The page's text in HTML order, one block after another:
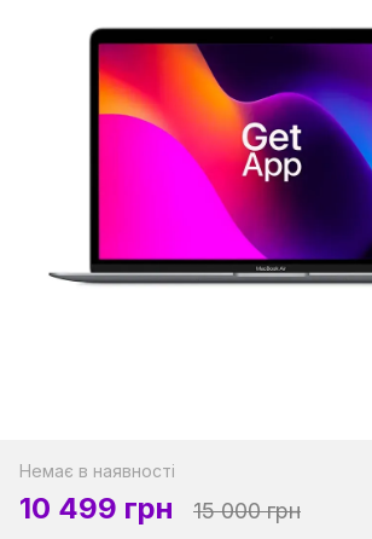
Немає в наявності
10 499 грн 15 000 грн